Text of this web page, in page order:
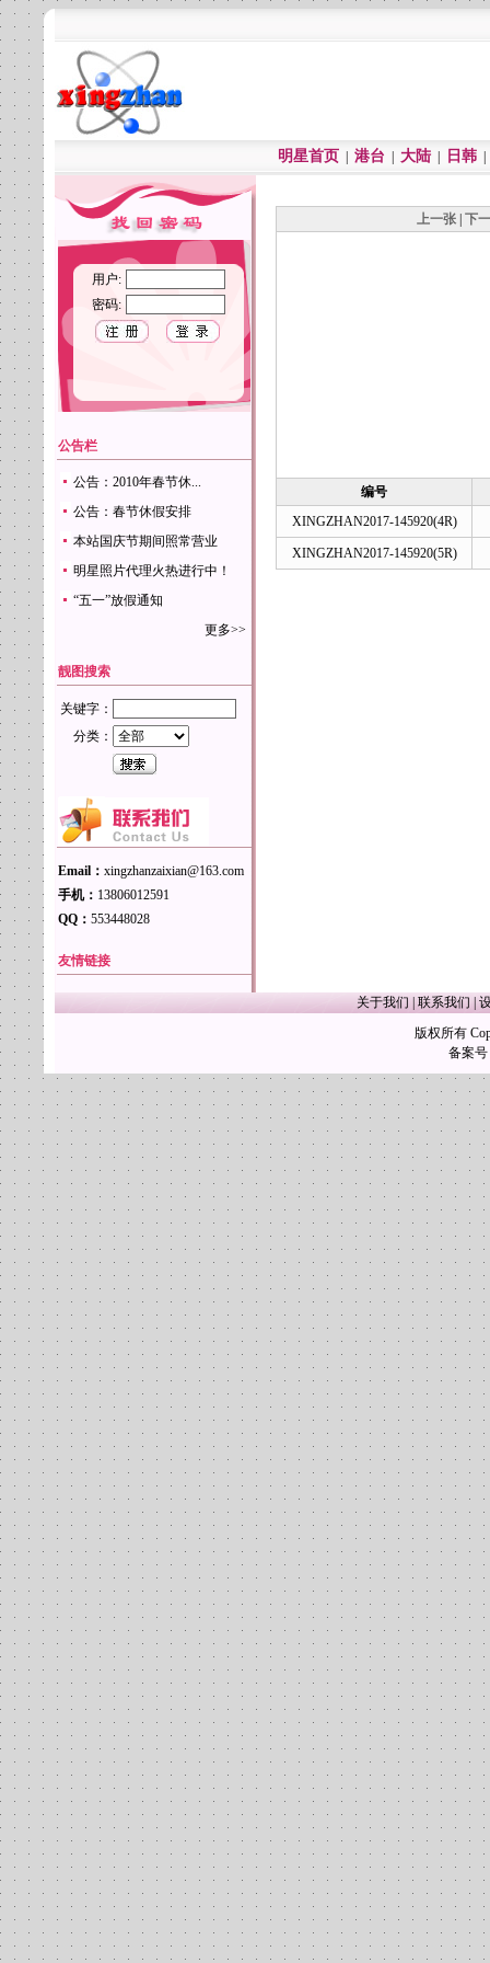
明星首页 港台 大陆 日韩
用户:
密码:
公告栏
公告：2010年春节休...
公告：春节休假安排
本站国庆节期间照常营业
明星照片代理火热进行中！
“五一”放假通知
更多>>
靓图搜索
关键字：
分类：
Email： xingzhanzaixian@163.com
手机： 13806012591
QQ： 553448028
友情链接
上一张 下
编号
XINGZHAN2017-145920(4R)
XINGZHAN2017-145920(5R)
关于我们 联系我们
版权所有
备案号